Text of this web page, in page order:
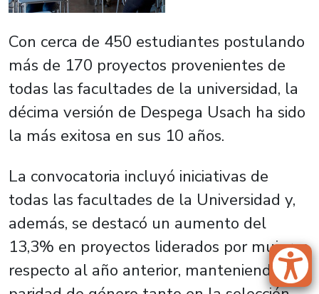
Con cerca de 450 estudiantes postulando
más de 170 proyectos provenientes de
todas las facultades de la universidad, la
décima versión de Despega Usach ha sido
la más exitosa en sus 10 años.
La convocatoria incluyó iniciativas de
todas las facultades de la Universidad y,
además, se destacó un aumento del
13,3% en proyectos liderados por mujeres
respecto al año anterior, manteniendo la